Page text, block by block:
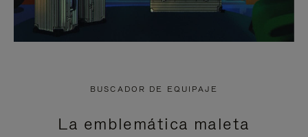
BUSCADOR DE EQUIPAJE
La emblemática maleta